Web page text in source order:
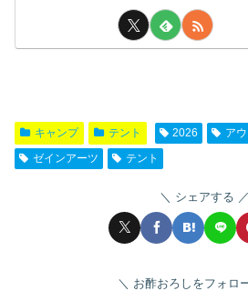
キャンプ テント 2026 ア
ゼインアーツ
テント
シェアする
お酢おろしをフォロ